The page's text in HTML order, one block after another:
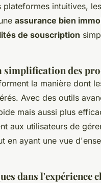
plateformes intuitives,
assurance bien
de souscription
simplification des
la manière dont
Avec des outils
mais aussi plus
aux utilisateurs de
en ayant une vue
dans l'expérience